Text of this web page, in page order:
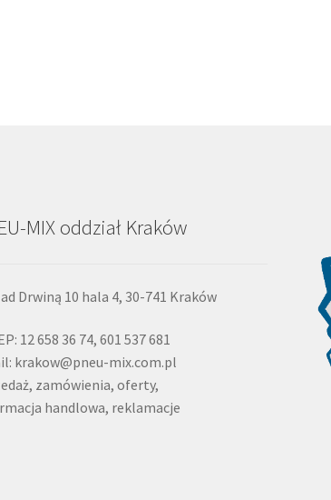
MIX oddział Kraków
Drwiną 10 hala 4, 30-741 Kraków
12 658 36 74, 601 537 681
krakow@pneu-mix.com.pl
zamówienia, oferty,
handlowa, reklamacje